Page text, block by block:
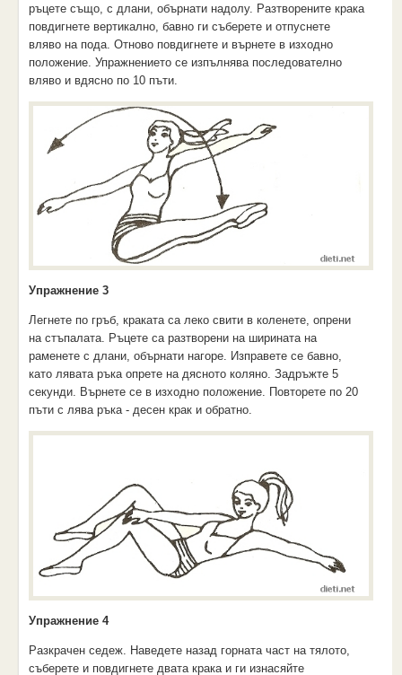
ръцете също, с длани, обърнати надолу. Разтворените крака
повдигнете вертикално, бавно ги съберете и отпуснете
вляво на пода. Отново повдигнете и върнете в изходно
положение. Упражнението се изпълнява последователно
вляво и вдясно по 10 пъти.
Упражнение 3
Легнете по гръб, краката са леко свити в коленете, опрени
на стъпалата. Ръцете са разтворени на ширината на
раменете с длани, обърнати нагоре. Изправете се бавно,
като лявата ръка опрете на дясното коляно. Задръжте 5
секунди. Върнете се в изходно положение. Повторете по 20
пъти с лява ръка - десен крак и обратно.
Упражнение 4
Разкрачен седеж. Наведете назад горната част на тялото,
съберете и повдигнете двата крака и ги изнасяйте